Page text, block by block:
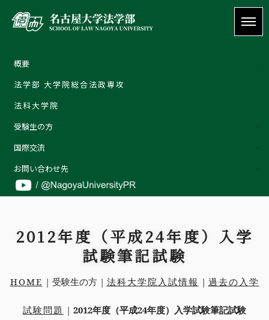
概要
概要
特色
外部評価
教員の紹介
受験生の方
問い合わせ先
法学部 大学院総合法政専攻
法科大学院
受験生の方
国際交流
お問い合わせ先
2012年度（平成24年度）入学
試験筆記試験
HOME | 受験生の方 | 法科大学院入試情報 | 過去の入学
試験問題 | 2012年度（平成24年度）入学試験筆記試験